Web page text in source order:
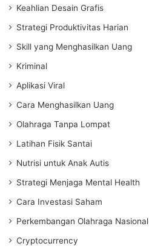
Keahlian Desain Grafis
Strategi Produktivitas Harian
Skill yang Menghasilkan Uang
Kriminal
Aplikasi Viral
Cara Menghasilkan Uang
Olahraga Tanpa Lompat
Latihan Fisik Santai
Nutrisi untuk Anak Autis
Strategi Menjaga Mental Health
Cara Investasi Saham
Perkembangan Olahraga Nasional
Cryptocurrency